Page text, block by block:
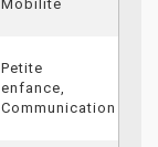
Mobilité
Petite
enfance,
Communication